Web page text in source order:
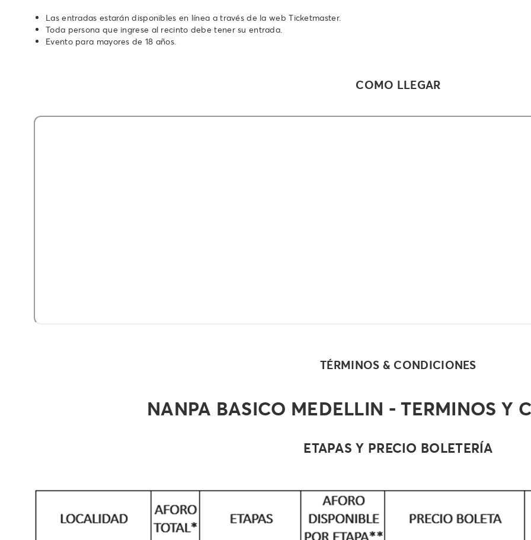
Las entradas estarán disponibles en línea a través de la web Ticketmaster.
Toda persona que ingrese al recinto debe tener su entrada.
Evento para mayores de 18 años.
COMO LLEGAR
TÉRMINOS & CONDICIONES
NANPA BASICO MEDELLIN - TERMINOS Y
ETAPAS Y PRECIO BOLETERÍA